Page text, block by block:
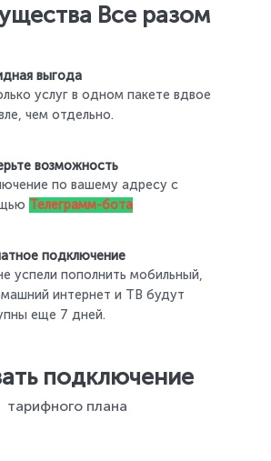
Все разом
выгода
услуг в одном пакете вдвое
чем отдельно.
возможность
по вашему адресу с
Телеграмм-бота
подключение
успели пополнить мобильный,
интернет и ТВ будут
еще 7 дней.
подключение
тарифного плана